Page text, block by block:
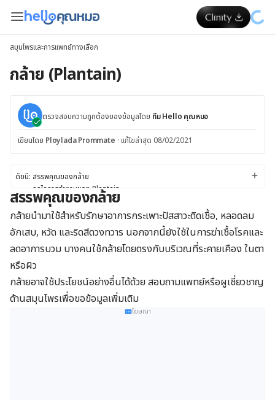
สมุนไพรและการแพทย์ทางเลือก
กล้าย (Plantain)
ตรวจสอบความถูกต้องของข้อมูลโดย ทีม Hello คุณหมอ
เขียนโดย Ploylada Prommate · แก้ไขล่าสุด 08/02/2021
ดัชนี: สรรพคุณของกล้าย
กลไกการทำงานของ Plantain
ข้อควรระวังและคำเตือน
กล้ายปลอดภัยหรือไม่
ผลข้างเคียง
ปฏิกริยาต่อยา
ขนาดยา
ขนาดปกติสำหรับกล้ายคือเท่าไร
กล้ายมีจำหน่ายในรูปแบบใดบ้าง
สรรพคุณของกล้าย
กล้ายนำมาใช้สำหรับรักษาอาการกระเพาะปัสสาวะติดเชื้อ, หลอดลม
อักเสบ, หวัด และริดสีดวงทวาร นอกจากนี้ยังใช้ในการฆ่าเชื้อโรคและ
ลดอาการบวม บางคนใช้กล้ายโดยตรงกับบริเวณที่ระคายเคือง ในตา
หรือผิว
กล้ายอาจใช้ประโยชน์อย่างอื่นได้ด้วย สอบถามแพทย์หรือผูเชี่ยวชาญ
ด้านสมุนไพรเพื่อขอข้อมูลเพิ่มเติม
โฆษณา